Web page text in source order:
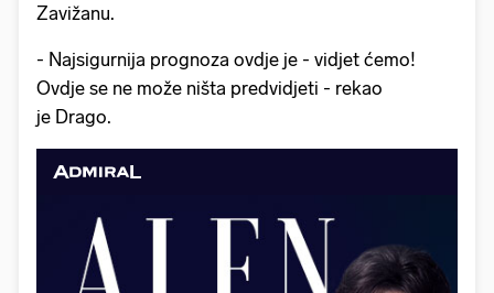
Zavižanu.
- Najsigurnija prognoza ovdje je - vidjet ćemo!
Ovdje se ne može ništa predvidjeti - rekao
je Drago.